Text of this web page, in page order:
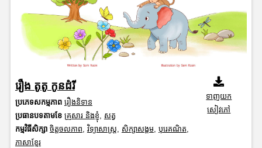
រឿង តូតូ កូនដំរី
ប្រភេទសកម្មភាព រឿងនិទាន
ប្រធានបទតាមខែ គ្រួសារ និងខ្ញុំ, សត្វ
កម្មវិធីសិក្សា ចិត្តចលភាព, វិទ្យាសាស្រ្ត, សិក្សាសង្គម, បុរេគណិត,
ភាសាខ្មែរ
ទាញយក
សៀវភៅ